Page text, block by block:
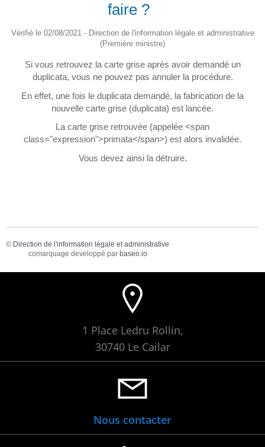
faire ?
Vérifié le 02/08/2021 - Direction de l'information légale et administrative
(Première ministre)
Si vous retrouvez la carte grise après avoir demandé un
duplicata, vous ne pouvez pas annuler la procédure.
En effet, une fois le duplicata demandé, la fabrication de la
nouvelle carte grise (duplicata) est lancée.
La carte grise retrouvée (appelée <span
class="expression">primata</span>) est alors invalidée.
Vous devez ainsi la détruire.
© Direction de l'information légale et administrative
comarquage developpé par baseo.io
1 Place Ledru Rollin,
30740 Le Cailar
Nous contacter